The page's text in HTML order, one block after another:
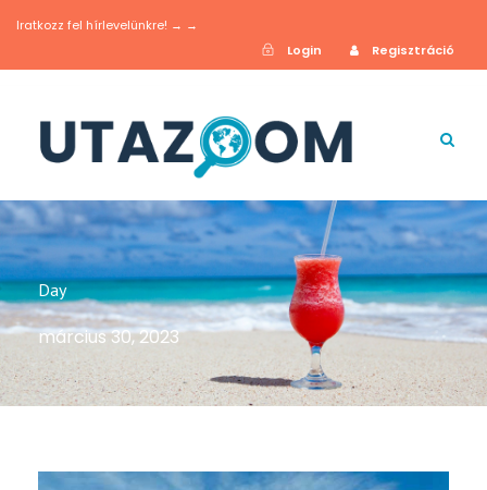
Iratkozz fel hírlevelünkre! → →
Login
Regisztráció
Day
március 30, 2023